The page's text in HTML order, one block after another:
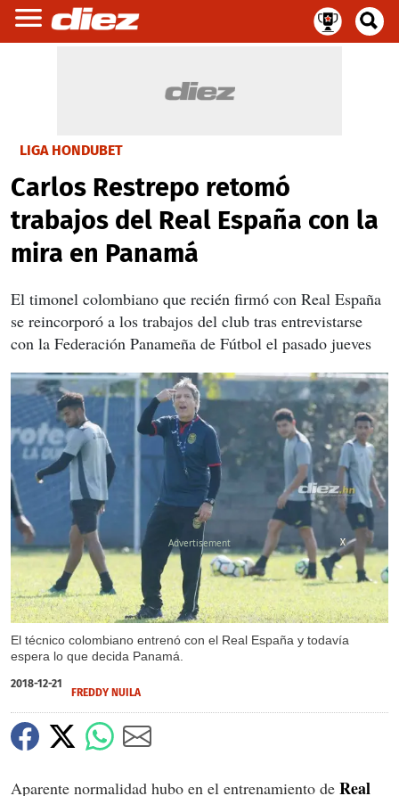
LIGA HONDUBET
Carlos Restrepo retomó
trabajos del Real España con la
mira en Panamá
El timonel colombiano que recién firmó con Real España
se reincorporó a los trabajos del club tras entrevistarse
con la Federación Panameña de Fútbol el pasado jueves
El técnico colombiano entrenó con el Real España y todavía
espera lo que decida Panamá.
X
X
2018-12-21
FREDDY NUILA
Aparente normalidad hubo en el entrenamiento de Real